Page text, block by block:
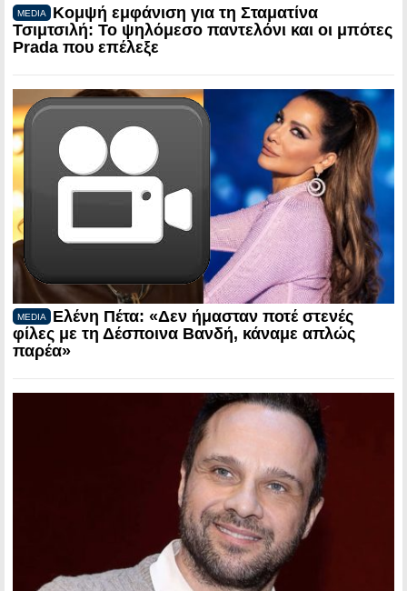
MEDIA
Κομψή εμφάνιση για τη Σταματίνα
Τσιμτσιλή: Το ψηλόμεσο παντελόνι και οι μπότες
Prada που επέλεξε
MEDIA
Ελένη Πέτα: «Δεν ήμασταν ποτέ στενές
φίλες με τη Δέσποινα Βανδή, κάναμε απλώς
παρέα»